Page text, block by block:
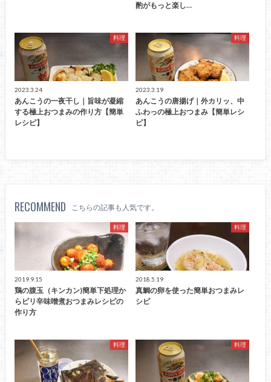
酌がもっと楽し…
料理
2023.3.24
あんこうの一夜干し｜旨味が凝縮
する極上おつまみの作り方【簡単
レシピ】
料理
2023.3.19
あんこうの唐揚げ｜外カリッ、中
ふわっの極上おつまみ【簡単レシ
ピ】
RECOMMEND こちらの記事も人気です。
料理
2019.9.15
鶏の腹玉（キンカン)簡単下処理か
らピリ辛味噌煮おつまみレシピの
作り方
料理
2018.5.19
真鯛の卵を使った簡単おつまみレ
シピ
料理 料理